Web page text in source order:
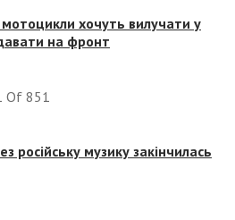
мотоцикли хочуть вилучати у
на фронт
Of 851
російську музику закінчилась